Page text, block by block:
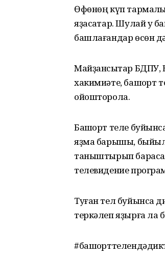
Өфөнөң күп
яҙасаҡтар. Шулай уҡ
башлағандар өсөн
Майҙансыҡтар
хакимиәте, башҡорт
ойошторола.
Башҡорт теле
яҙма барышы,
таныштырып
телевидение
Туған тел буйынса
теркәлеп яҙырға ла